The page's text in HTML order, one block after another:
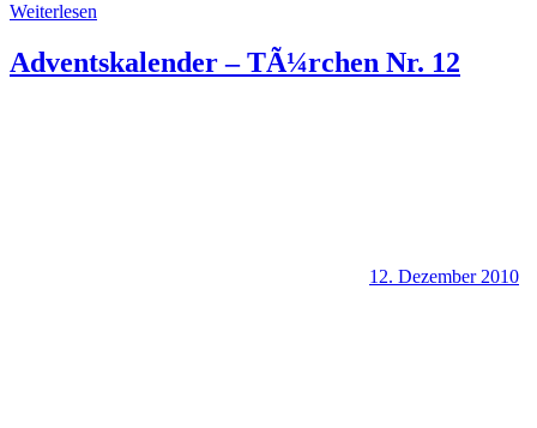
Weiterlesen
Adventskalender – TÃ¼rchen Nr. 12
12. Dezember 2010